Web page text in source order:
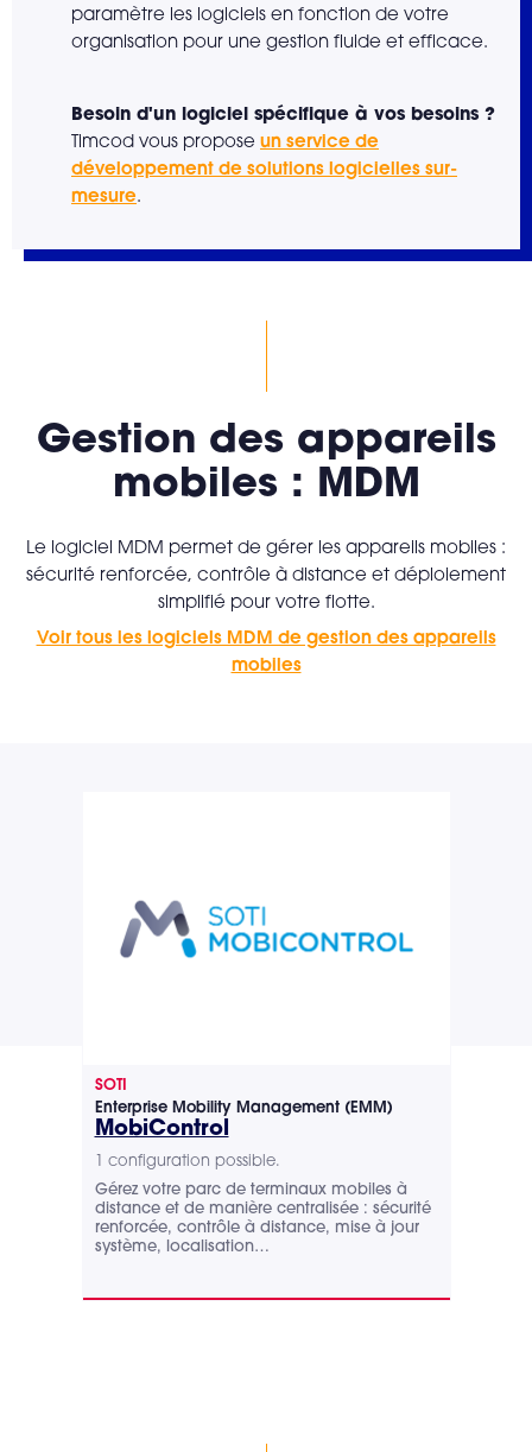
paramètre les logiciels en fonction de votre
organisation pour une gestion fluide et efficace.
Besoin d'un logiciel spécifique à vos besoins ?
Timcod vous propose un service de
développement de solutions logicielles sur-
mesure
Gestion des appareils
mobiles : MDM
Le logiciel MDM permet de gérer les appareils mobiles :
sécurité renforcée, contrôle à distance et déploiement
simplifié pour votre flotte.
Voir tous les logiciels MDM de gestion des appareils
mobiles
SOTI
Enterprise Mobility Management (EMM)
MobiControl
1 configuration possible.
Gérez votre parc de terminaux mobiles à
distance et de manière centralisée : sécurité
renforcée, contrôle à distance, mise à jour
système, localisation…